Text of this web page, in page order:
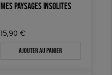
MES PAYSAGES INSOLITES
15,90 €
Ajouter au panier